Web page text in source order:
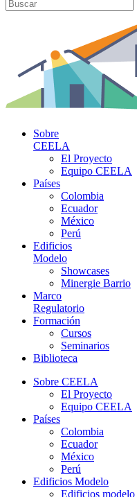
Sobre
CEELA
El Proyecto
Equipo CEELA
Países
Colombia
Ecuador
México
Perú
Edificios
Modelo
Showcases
Minergie Barrio
Marco
Regulatorio
Formación
Cursos
Seminarios
Biblioteca
Sobre CEELA
El Proyecto
Equipo CEELA
Países
Colombia
Ecuador
México
Perú
Edificios Modelo
Edificios modelo